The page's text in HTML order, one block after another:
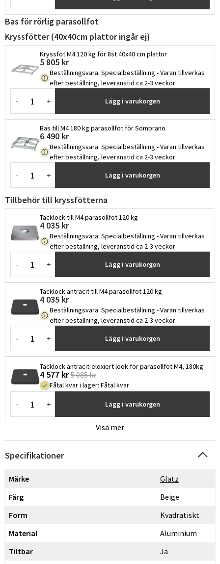
Norge
Suomi
Bas för rörlig parasollfot
Kryssfötter (40x40cm plattor ingår ej)
Kryssfot M4 120 kg för 8st 40x40 cm plattor
5 805 kr
Beställningsvara: Specialbeställning - Varan tillverkas
efter beställning, leveranstid ca 2-3 veckor
- + Lägg i varukorgen
Bas till M4 180 kg parasollfot för Sombrano
6 490 kr
Beställningsvara: Specialbeställning - Varan tillverkas
efter beställning, leveranstid ca 2-3 veckor
- + Lägg i varukorgen
Tillbehör till kryssfötterna
Täcklock till M4 parasollfot 120 kg
4 035 kr
Beställningsvara: Specialbeställning - Varan tillverkas
efter beställning, leveranstid ca 2-3 veckor
- + Lägg i varukorgen
Täcklock antracit till M4 parasollfot 120 kg
4 035 kr
Beställningsvara: Specialbeställning - Varan tillverkas
efter beställning, leveranstid ca 2-3 veckor
- + Lägg i varukorgen
Täcklock antracit-eloxiert look för parasollfot M4, 180kg
4 577 kr 5 085 kr
Fåtal kvar i lager: Fåtal kvar
- + Lägg i varukorgen
Visa mer
Specifikationer
Märke
Glatz
Färg
Beige
Form
Kvadratiskt
Material
Aluminium
Tiltbar
Ja